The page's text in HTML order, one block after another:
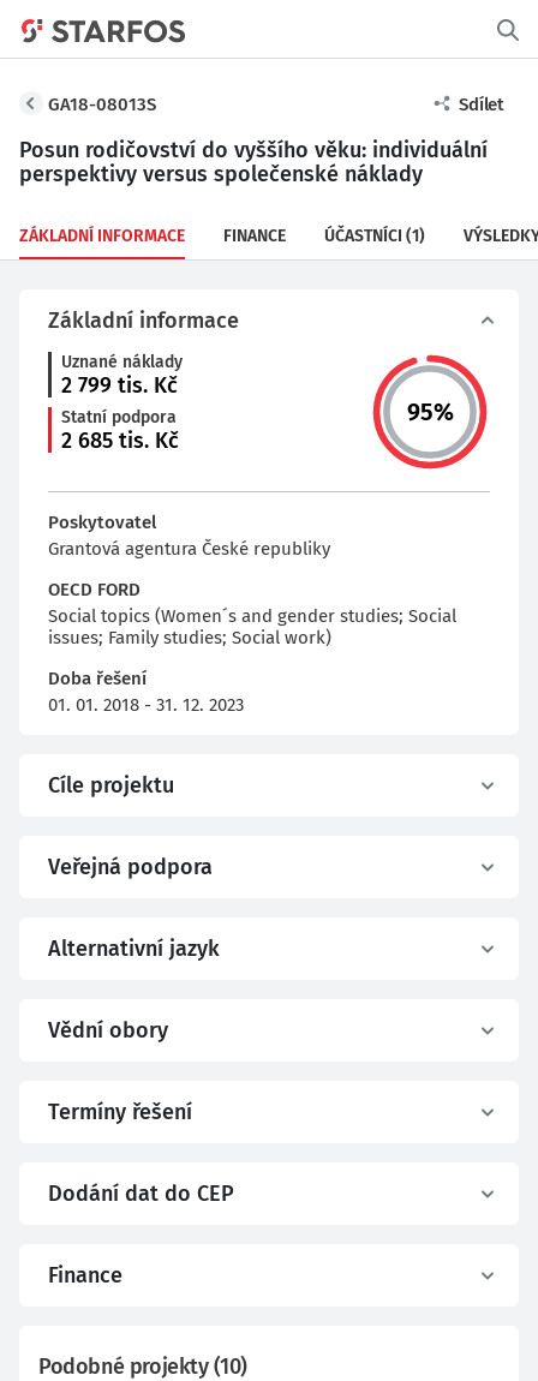
GA18-08013S Sdílet
Posun rodičovství do vyššího věku: individuální
perspektivy versus společenské náklady
ZÁKLADNÍ INFORMACE FINANCE ÚČASTNÍCI (1)
Základní informace
Uznané náklady
2 799 tis. Kč
Statní podpora
2 685 tis. Kč
95%
Poskytovatel
Grantová agentura České republiky
OECD FORD
Social topics (Women´s and gender studies; Social
issues; Family studies; Social work)
Doba řešení
01. 01. 2018 - 31. 12. 2023
Cíle projektu
Veřejná podpora
Alternativní jazyk
Vědní obory
Termíny řešení
Dodání dat do CEP
Finance
Podobné projekty(10)